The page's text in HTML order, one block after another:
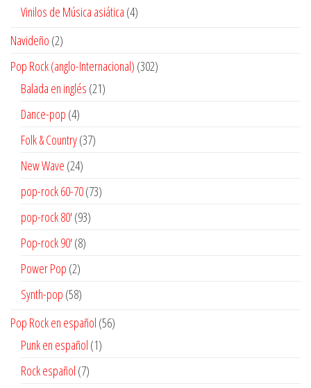
productos
Vinilos de Música asiática 44
Navideño 22
productos
Pop Rock (anglo-Internacional) 302302
Balada en inglés 2121
Dance-pop 44
productos
Folk & Country 3737
New Wave 2424
productos
pop-rock 60-70 7373
pop-rock 80' 9393
Pop-rock 90' 88
Power Pop 22
productos
Synth-pop 5858
Pop Rock en español 5656
Punk en español 11
Rock español 77